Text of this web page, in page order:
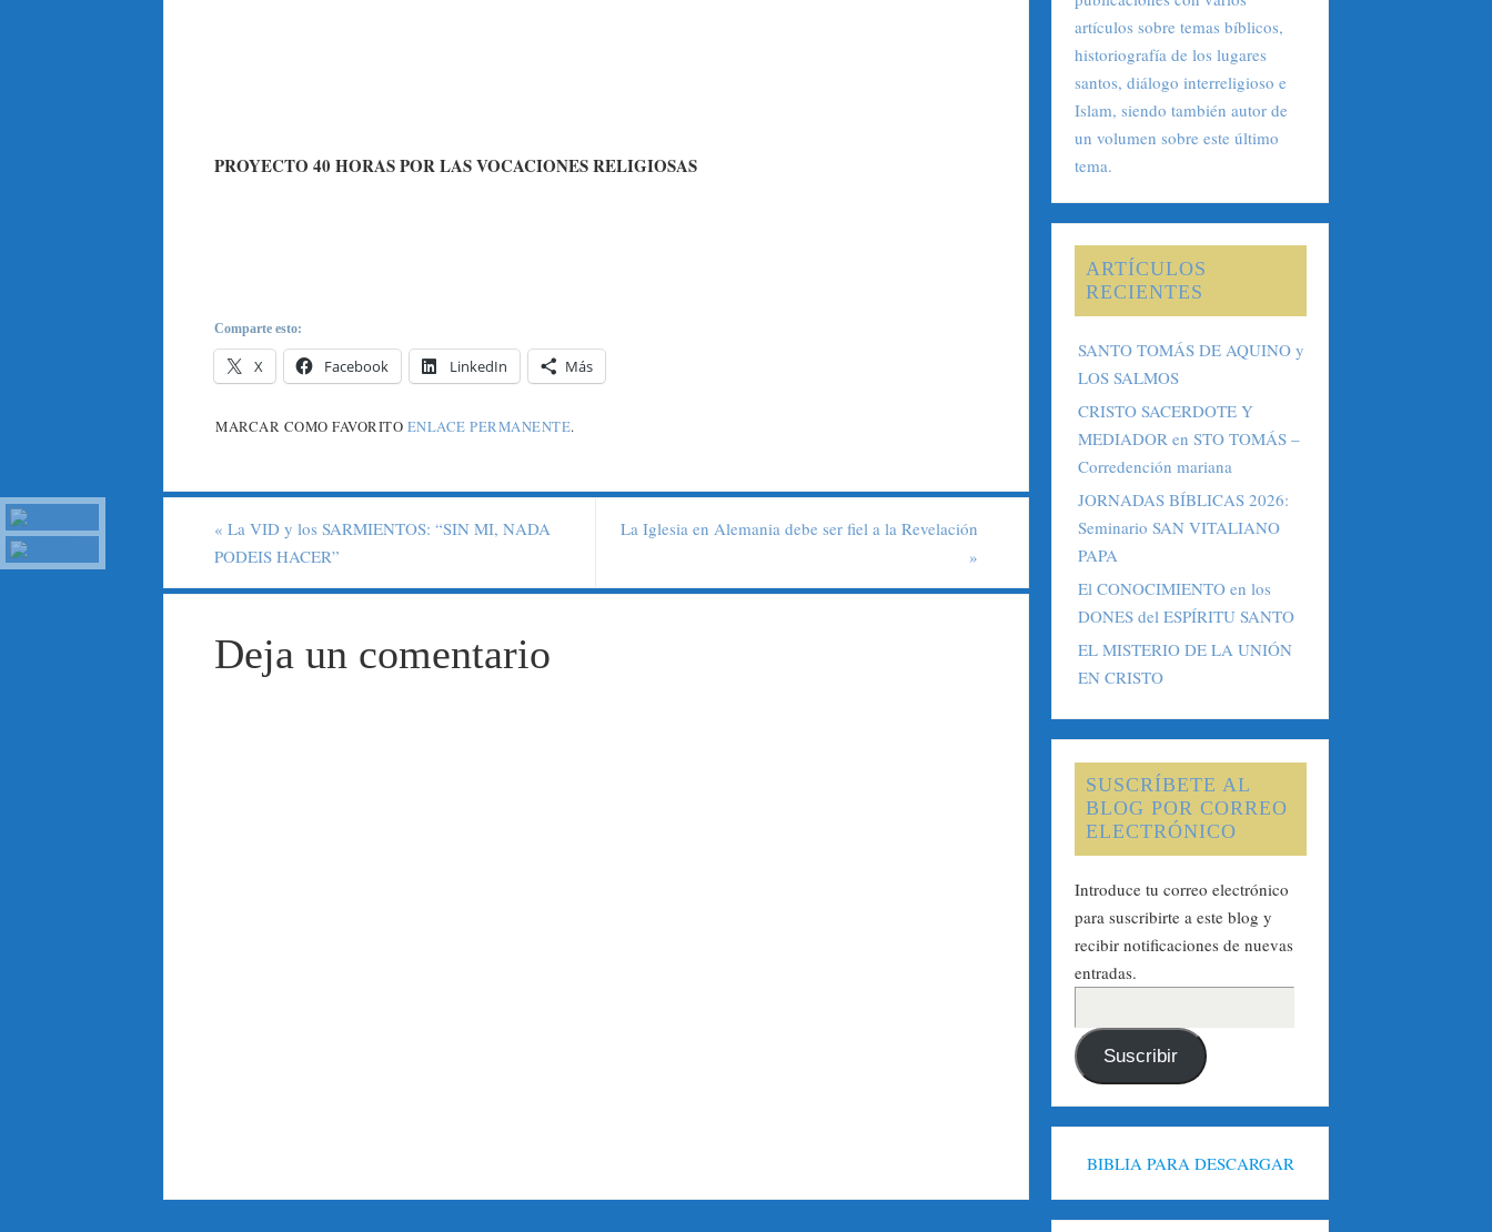
PROYECTO 40 HORAS POR LAS VOCACIONES RELIGIOSAS
Comparte esto:
X Facebook LinkedIn Más
MARCAR COMO FAVORITO ENLACE PERMANENTE.
« La VID y los SARMIENTOS: “SIN MI, NADA
PODEIS HACER”
La Iglesia en Alemania debe ser fiel a la Revelación
»
Deja un comentario
ARTÍCULOS
RECIENTES
SANTO TOMÁS DE AQUINO y
LOS SALMOS
CRISTO SACERDOTE Y
MEDIADOR en STO TOMÁS –
Corredención mariana
JORNADAS BÍBLICAS 2026:
Seminario SAN VITALIANO
PAPA
El CONOCIMIENTO en los
DONES del ESPÍRITU SANTO
EL MISTERIO DE LA UNIÓN
EN CRISTO
SUSCRÍBETE AL
BLOG POR CORREO
ELECTRÓNICO
Introduce tu correo electrónico
para suscribirte a este blog y
recibir notificaciones de nuevas
entradas.
Suscribir
BIBLIA PARA DESCARGAR